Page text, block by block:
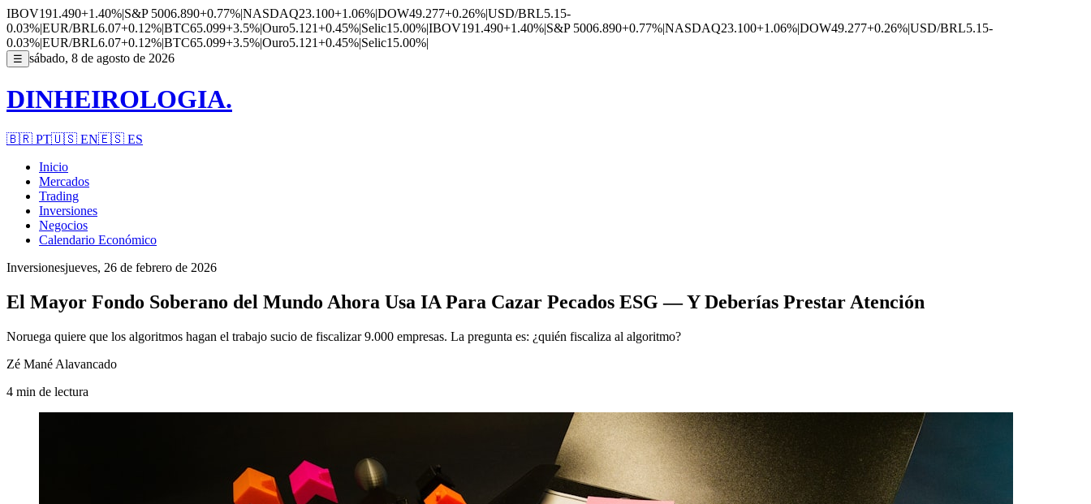
IBOV191.490+1.40%|S&P 5006.890+0.77%|NASDAQ23.100+1.06%|DOW49.277+0.26%|USD/BRL5.15-
0.03%|EUR/BRL6.07+0.12%|BTC65.099+3.5%|Ouro5.121+0.45%|Selic15.00%|IBOV191.490+1.40%|S&P 5006.890+0.77%|NASDAQ23.100+1.06%|DOW49.277+0.26%|USD/BRL5.15-
0.03%|EUR/BRL6.07+0.12%|BTC65.099+3.5%|Ouro5.121+0.45%|Selic15.00%|
☰ sábado, 8 de agosto de 2026
DINHEIROLOGIA.
🇧🇷 PT🇺🇸 EN🇪🇸 ES
Inicio
Mercados
Trading
Inversiones
Negocios
Calendario Económico
Inversionesjueves, 26 de febrero de 2026
El Mayor Fondo Soberano del Mundo Ahora Usa IA Para Cazar Pecados ESG — Y Deberías Prestar Atención
Noruega quiere que los algoritmos hagan el trabajo sucio de fiscalizar 9.000 empresas. La pregunta es: ¿quién fiscaliza al algoritmo?
Zé Mané Alavancado
4 min de lectura